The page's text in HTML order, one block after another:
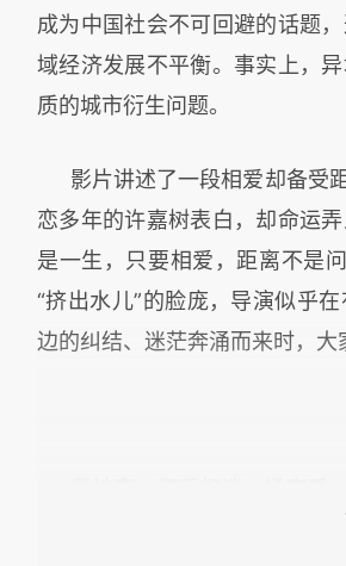
成为中国社会不可回避的话题
域经济发展不平衡。事实上，
质的城市衍生问题。
影片讲述了一段相爱却备受
恋多年的许嘉树表白，却命运
是一生，只要相爱，距离不是
“挤出水儿”的脸庞，导演似乎
边的纠结、迷茫奔涌而来时，大